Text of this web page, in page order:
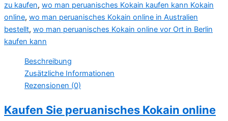
zu kaufen, wo man peruanisches Kokain kaufen kann Kokain
online, wo man peruanisches Kokain online in Australien
bestellt, wo man peruanisches Kokain online vor Ort in Berlin
kaufen kann
Beschreibung
Zusätzliche Informationen
Rezensionen (0)
Kaufen Sie peruanisches Kokain online